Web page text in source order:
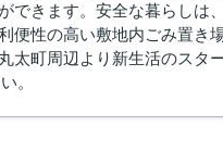
きます。安全な暮らしは
性の高い敷地内ごみ置き
町周辺より新生活のスタ
。